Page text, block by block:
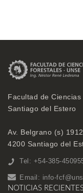
Facultad de
Santiago del Estero
Av. Belgrano (s) 1912,
4200 Santiago del
Tel: +54-385-
Email: info-
NOTICIAS